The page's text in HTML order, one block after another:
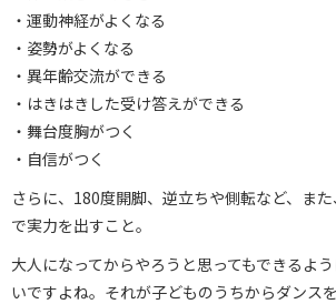
・運動神経がよくなる
・姿勢がよくなる
・異年齢交流ができる
・はきはきした受け答えができる
・舞台度胸がつく
・自信がつく
さらに、180度開脚、逆立ちや側転など、ま
で実力を出すこと。
大人になってからやろうと思ってもできるよ
いですよね。それが子どものうちからダンス